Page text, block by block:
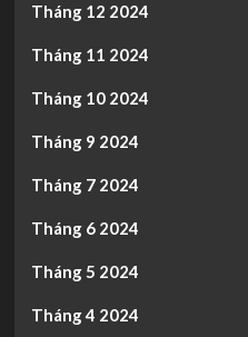
Tháng 12 2024
Tháng 11 2024
Tháng 10 2024
Tháng 9 2024
Tháng 7 2024
Tháng 6 2024
Tháng 5 2024
Tháng 4 2024